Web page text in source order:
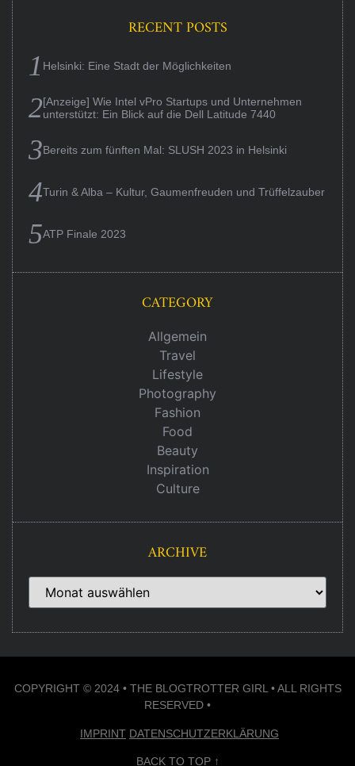
RECENT POSTS
Helsinki: Eine Stadt der Möglichkeiten
[Anzeige] Wie Intel vPro Startups und Unternehmen
unterstützt: Ein Blick auf die Dell Latitude 7440
Bereits zum fünften Mal: SLUSH 2023 in Helsinki
Turin & Alba – Kultur, Gaumenfreuden und Trüffelzauber
ATP Finale 2023
CATEGORY
Allgemein
Travel
Lifestyle
Photography
Fashion
Food
Beauty
Inspiration
Culture
ARCHIVE
COPYRIGHT © 2024 • THE BLOGTROTTER GIRL • ALL RIGHTS
RESERVED •
IMPRINT DATENSCHUTZERKLÄRUNG
BACK TO TOP ↑